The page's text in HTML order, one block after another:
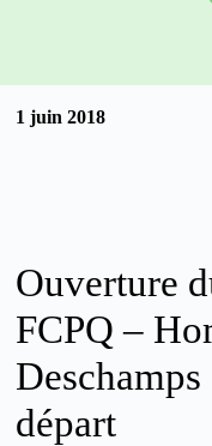
1 juin 2018
Ouverture
FCPQ –
Deschamps
départ